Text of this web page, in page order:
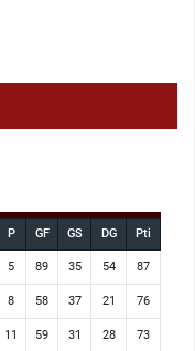
P GF GS DG Pti
5 89 35 54 87
8 58 37 21 76
11 59 31 28 73